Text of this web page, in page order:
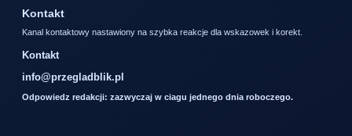
Kontakt
Kanal kontaktowy nastawiony na szybka reakcje dla wskazowek i korekt.
Kontakt
info@przegladblik.pl
Odpowiedz redakcji: zazwyczaj w ciagu jednego dnia roboczego.